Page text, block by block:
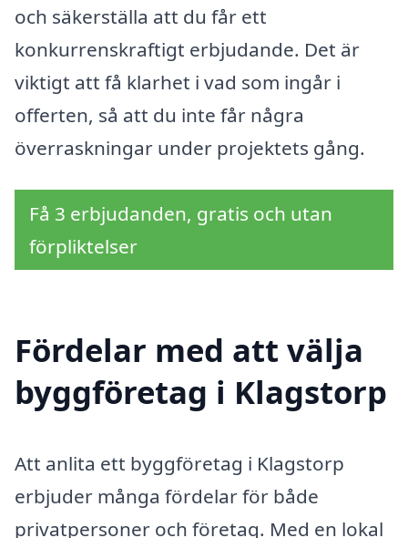
och säkerställa att du får ett
konkurrenskraftigt erbjudande. Det är
viktigt att få klarhet i vad som ingår i
offerten, så att du inte får några
överraskningar under projektets gång.
Få 3 erbjudanden, gratis och utan
förpliktelser
Fördelar med att välja
byggföretag i Klagstorp
Att anlita ett byggföretag i Klagstorp
erbjuder många fördelar för både
privatpersoner och företag. Med en lokal